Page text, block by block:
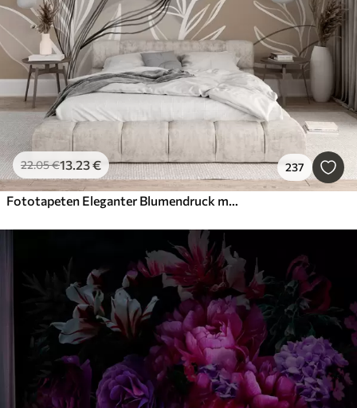
22.05€13.23€ 237
Fototapeten Eleganter Blumendruck mit großen abstrakten Linienblüten und Blättern in Grau- und Beigetönen auf hellem Hintergrund